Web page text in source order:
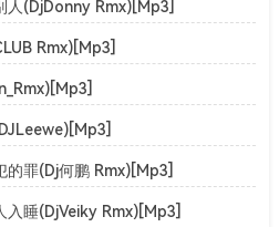
人(DjDonny Rmx)[Mp3]
Rmx)[Mp3]
罪(Dj何鹏 Rmx)[Mp3]
睡(DjVeiky Rmx)[Mp3]